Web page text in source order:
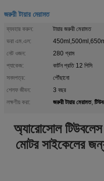
জরুরী টায়ার মেরামত
ব্যবহার করুন:
টায়ার জরুরী মেরামত
ভরা এম.এল:
নেট ওজন:
280 গ্রাম
প্যাকেজ:
কার্টন প্রতি 12 পিসি
সনদপত্র:
পৌঁছানো
শেলফ জীবন:
3 বছর
লক্ষণীয় করা:
জরুরী টায়ার মেরামত,
অ্যারোসোল টিউবলেস
মোটর সাইকেলের